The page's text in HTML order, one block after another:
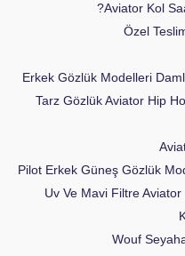
Aviator Kol
Özel
Erkek Gözlük Modelleri
Tarz Gözlük Aviator Hip
Pilot Erkek Güneş Gözlük
Uv Ve Mavi Filtre
Wouf